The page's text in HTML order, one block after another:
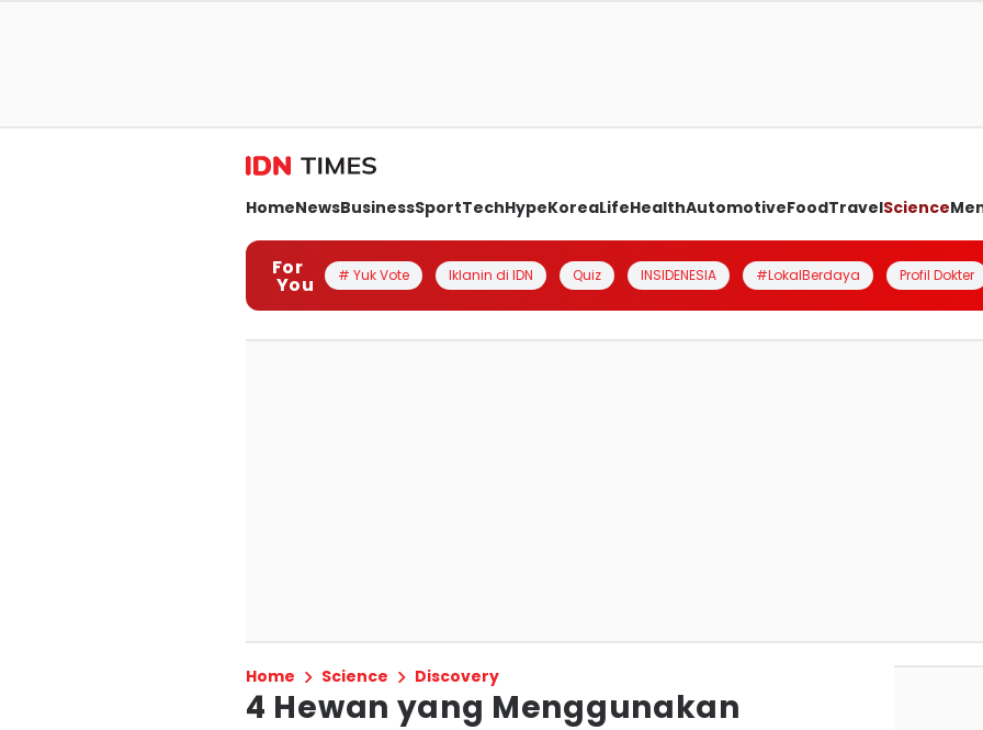
HomeNewsBusinessSportTechHypeKoreaLifeHealthAutomotiveFoodTravelScience
For
You # Yuk Vote Iklanin di IDN Quiz INSIDENESIA #LokalBerdaya Profil Dokter
Home Science Discovery
4 Hewan yang Menggunakan